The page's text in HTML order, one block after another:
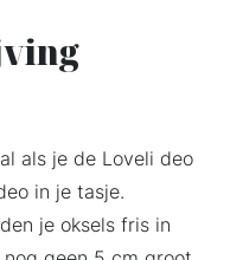
als je de Loveli deo
in je tasje.
je oksels fris in